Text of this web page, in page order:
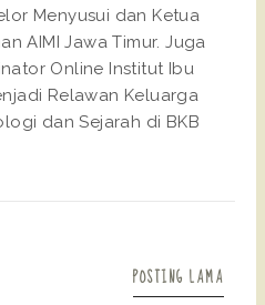
Menyusui dan Ketua
AIMI Jawa Timur. Juga
Online Institut Ibu
Relawan Keluarga
dan Sejarah di BKB
POSTING LAMA